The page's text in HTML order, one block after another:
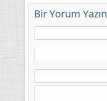
Bir Yorum Yazın